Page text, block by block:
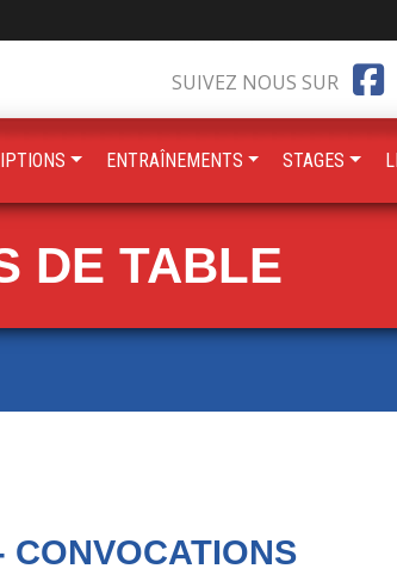
DE TABLE
CONVOCATIONS
SUIVEZ NOUS SUR
ENTRAÎNEMENTS STAGES